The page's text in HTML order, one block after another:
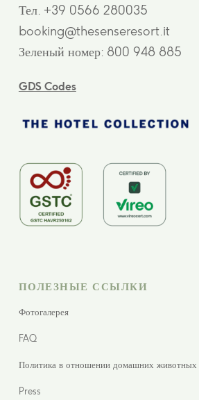
Тел. +39 0566 280035
booking@thesenseresort.it
Зеленый номер: 800 948 885
GDS Codes
ПОЛЕЗНЫЕ ССЫЛКИ
Фотогалерея
FAQ
Политика в отношении домашних животных
Press